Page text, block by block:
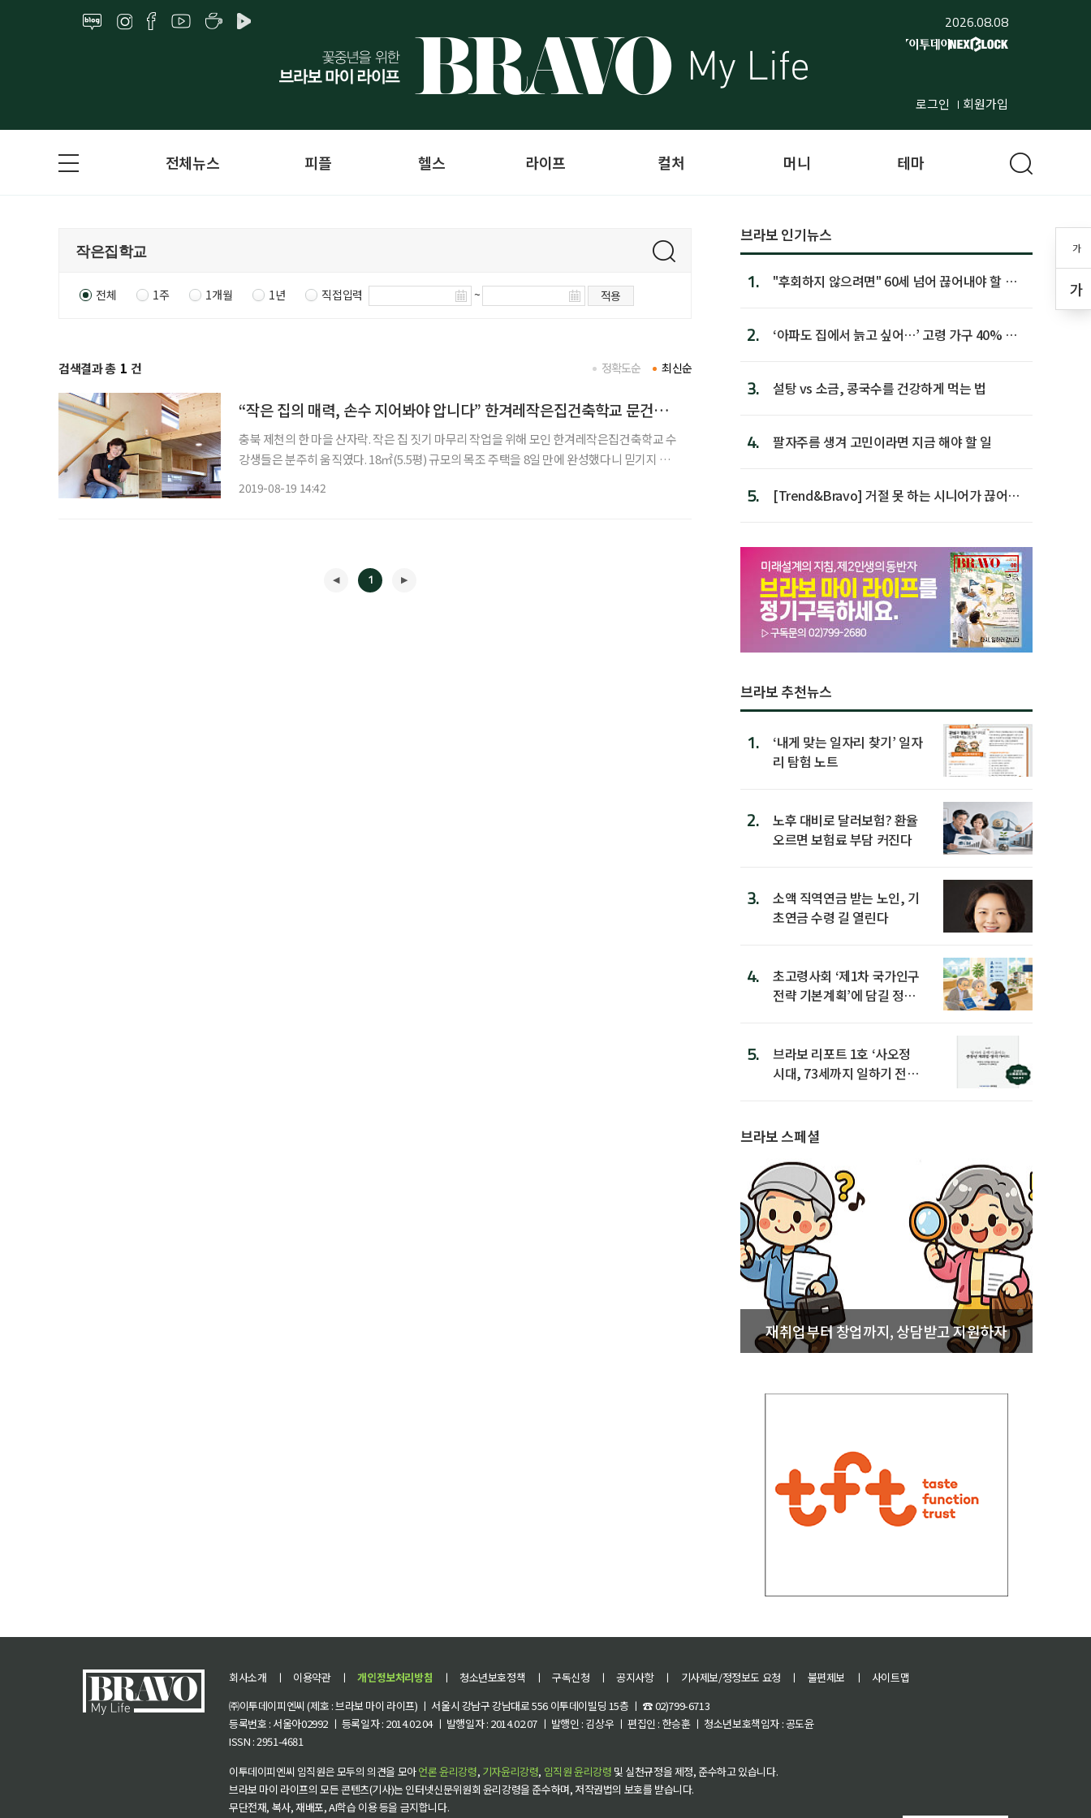
2026.08.08
로그인 회원가입
가
가
전체뉴스 피플 헬스 라이프 컬처 머니 테마
전체 1주 1개월 1년 직접입력 ~ 적용
검색결과 총 1 건 최신순
정확도순
“작은 집의 매력, 손수 지어봐야 압니다” 한겨레작은집건축학교 문건호 교장
충북 제천의 한 마을 산자락. 작은 집 짓기 마무리 작업을 위해 모인 한겨레작은집건축학교 수
강생들은 분주히 움직였다. 18㎡(5.5평) 규모의 목조 주택을 8일 만에 완성했다니 믿기지 않
2019-08-19 14:42
1
브라보 인기뉴스
1.
"후회하지 않으려면" 60세 넘어 끊어내야 할 사
2.
‘아파도 집에서 늙고 싶어…’ 고령 가구 40% 노
3. 설탕 vs 소금, 콩국수를 건강하게 먹는 법
4. 팔자주름 생겨 고민이라면 지금 해야 할 일
5.
[Trend&Bravo] 거절 못 하는 시니어가 끊어야
브라보 추천뉴스
1.
‘내게 맞는 일자리 찾기’ 일자
리 탐험 노트
2.
노후 대비로 달러보험? 환율
오르면 보험료 부담 커진다
3.
소액 직역연금 받는 노인, 기
초연금 수령 길 열린다
4.
초고령사회 ‘제1차 국가인구
전략 기본계획’에 담길 정책
5.
브라보 리포트 1호 ‘사오정
시대, 73세까지 일하기 전략’
브라보 스페셜
재취업부터 창업까지, 상담받고 지원하자
회사소개 ㅣ 이용약관 ㅣ 개인정보처리방침 ㅣ 청소년보호정책 ㅣ 구독신청 ㅣ 공지사항 ㅣ 기사제보/정정보도 요청 ㅣ 불편제보 ㅣ
사이트맵
㈜이투데이피엔씨 (제호 : 브라보 마이 라이프) ㅣ 서울시 강남구 강남대로 556 이투데이빌딩 15층 ㅣ ☎ 02)799-6713
등록번호 : 서울아02992 ㅣ 등록일자 : 2014.02.04 ㅣ 발행일자 : 2014.02.07 ㅣ 발행인 : 김상우 ㅣ 편집인 : 한승훈 ㅣ 청소년보호책임자 : 공도윤
ISSN : 2951-4681
이투데이피엔씨 임직원은 모두의 의견을 모아언론 윤리강령, 기자윤리강령, 임직원 윤리강령 및 실천규정을 제정, 준수하고 있습니다.
브라보 마이 라이프의 모든 콘텐츠(기사)는 인터넷신문위원회 윤리강령을 준수하며, 저작권법의 보호를 받습니다.
무단전재, 복사, 재배포, AI학습 이용 등을 금지합니다.